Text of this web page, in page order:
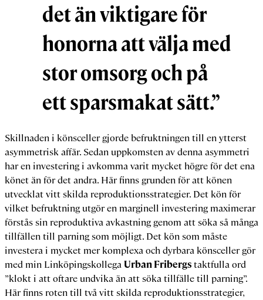
det än viktigare för
honorna att välja med
stor omsorg och på
ett sparsmakat sätt.”
Skillnaden i könsceller gjorde befruktningen till en ytterst
asymmetrisk affär. Sedan uppkomsten av denna asymmetri
har en investering i avkomma varit mycket högre för det ena
könet än för det andra. Här finns grunden för att könen
utvecklat vitt skilda reproduktionsstrategier. Det kön för
vilket befruktning utgör en marginell investering maximerar
förstås sin reproduktiva avkastning genom att söka så många
tillfällen till parning som möjligt. Det kön som måste
investera i mycket mer komplexa och dyrbara könsceller gör
med min LinköpingskollegaUrban Fribergstaktfulla ord
”klokt i att oftare undvika än att söka tillfälle till parning”.
Här finns roten till två vitt skilda reproduktionsstrategier,